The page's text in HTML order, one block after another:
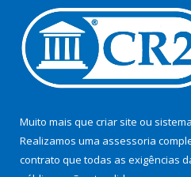
Muito mais que criar site ou
Realizamos uma assessoria
contrato que todas as exigências